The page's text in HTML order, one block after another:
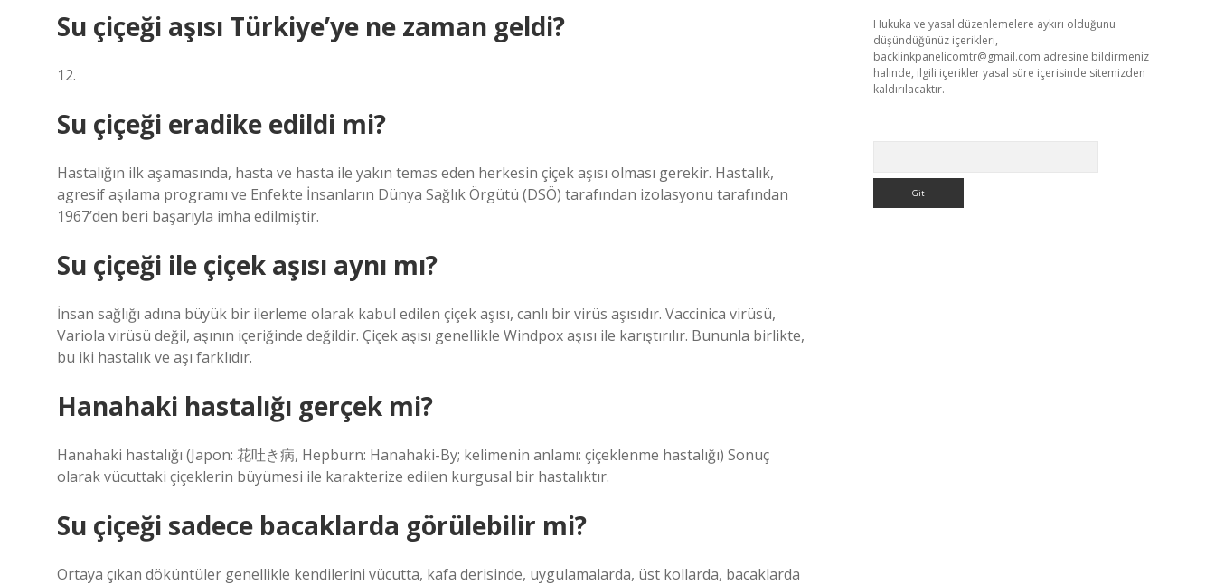
Su çiçeği aşısı Türkiye’ye ne zaman geldi?
12.
Su çiçeği eradike edildi mi?
Hastalığın ilk aşamasında, hasta ve hasta ile yakın temas eden herkesin çiçek aşısı olması gerekir. Hastalık,
agresif aşılama programı ve Enfekte İnsanların Dünya Sağlık Örgütü (DSÖ) tarafından izolasyonu tarafından
1967’den beri başarıyla imha edilmiştir.
Su çiçeği ile çiçek aşısı aynı mı?
İnsan sağlığı adına büyük bir ilerleme olarak kabul edilen çiçek aşısı, canlı bir virüs aşısıdır. Vaccinica virüsü,
Variola virüsü değil, aşının içeriğinde değildir. Çiçek aşısı genellikle Windpox aşısı ile karıştırılır. Bununla birlikte,
bu iki hastalık ve aşı farklıdır.
Hanahaki hastalığı gerçek mi?
Hanahaki hastalığı (Japon: 花吐き病, Hepburn: Hanahaki-By; kelimenin anlamı: çiçeklenme hastalığı) Sonuç
olarak vücuttaki çiçeklerin büyümesi ile karakterize edilen kurgusal bir hastalıktır.
Su çiçeği sadece bacaklarda görülebilir mi?
Ortaya çıkan döküntüler genellikle kendilerini vücutta, kafa derisinde, uygulamalarda, üst kollarda, bacaklarda
Hukuka ve yasal düzenlemelere aykırı olduğunu
düşündüğünüz içerikleri,
backlinkpanelicomtr@gmail.com adresine bildirmeniz
halinde, ilgili içerikler yasal süre içerisinde sitemizden
kaldırılacaktır.